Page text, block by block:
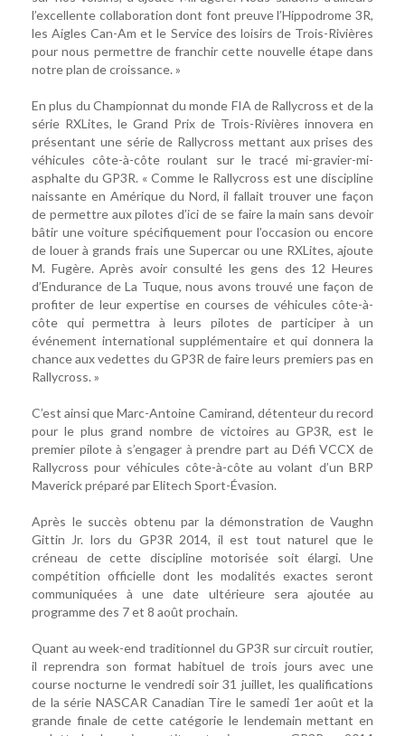
l’excellente collaboration dont font preuve l’Hippodrome 3R,
les Aigles Can-Am et le Service des loisirs de Trois-Rivières
pour nous permettre de franchir cette nouvelle étape dans
notre plan de croissance. »
En plus du Championnat du monde FIA de Rallycross et de la
série RXLites, le Grand Prix de Trois-Rivières innovera en
présentant une série de Rallycross mettant aux prises des
véhicules côte-à-côte roulant sur le tracé mi-gravier-mi-
asphalte du GP3R. « Comme le Rallycross est une discipline
naissante en Amérique du Nord, il fallait trouver une façon
de permettre aux pilotes d’ici de se faire la main sans devoir
bâtir une voiture spécifiquement pour l’occasion ou encore
de louer à grands frais une Supercar ou une RXLites, ajoute
M. Fugère. Après avoir consulté les gens des 12 Heures
d’Endurance de La Tuque, nous avons trouvé une façon de
profiter de leur expertise en courses de véhicules côte-à-
côte qui permettra à leurs pilotes de participer à un
événement international supplémentaire et qui donnera la
chance aux vedettes du GP3R de faire leurs premiers pas en
Rallycross. »
C’est ainsi que Marc-Antoine Camirand, détenteur du record
pour le plus grand nombre de victoires au GP3R, est le
premier pilote à s’engager à prendre part au Défi VCCX de
Rallycross pour véhicules côte-à-côte au volant d’un BRP
Maverick préparé par Elitech Sport-Évasion.
Après le succès obtenu par la démonstration de Vaughn
Gittin Jr. lors du GP3R 2014, il est tout naturel que le
créneau de cette discipline motorisée soit élargi. Une
compétition officielle dont les modalités exactes seront
communiquées à une date ultérieure sera ajoutée au
programme des 7 et 8 août prochain.
Quant au week-end traditionnel du GP3R sur circuit routier,
il reprendra son format habituel de trois jours avec une
course nocturne le vendredi soir 31 juillet, les qualifications
de la série NASCAR Canadian Tire le samedi 1er août et la
grande finale de cette catégorie le lendemain mettant en